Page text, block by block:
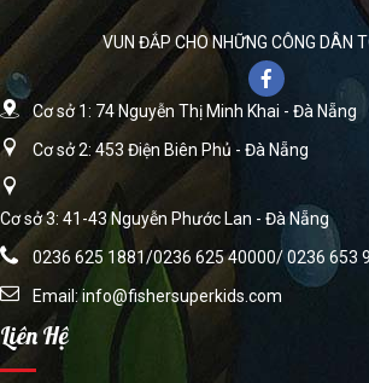
VUN ĐẮP CHO NHỮNG CÔNG DÂN
Cơ sở 1: 74 Nguyễn Thị Minh Khai - Đà Nẵng
Cơ sở 2: 453 Điện Biên Phủ - Đà Nẵng
Cơ sở 3: 41-43 Nguyễn Phước Lan - Đà Nẵng
0236 625 1881/0236 625 40000/ 0236 653
Email:info@fishersuperkids.com
Liên Hệ